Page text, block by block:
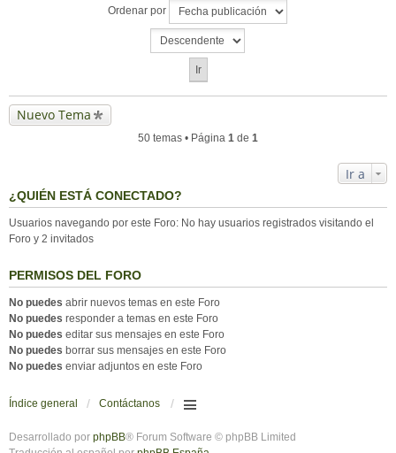
Ordenar por
Nuevo Tema
50 temas • Página 1 de 1
Ir a
¿QUIÉN ESTÁ CONECTADO?
Usuarios navegando por este Foro: No hay usuarios registrados visitando el
Foro y 2 invitados
PERMISOS DEL FORO
No puedes abrir nuevos temas en este Foro
No puedes responder a temas en este Foro
No puedes editar sus mensajes en este Foro
No puedes borrar sus mensajes en este Foro
No puedes enviar adjuntos en este Foro
Índice general Contáctanos
Desarrollado por phpBB® Forum Software © phpBB Limited